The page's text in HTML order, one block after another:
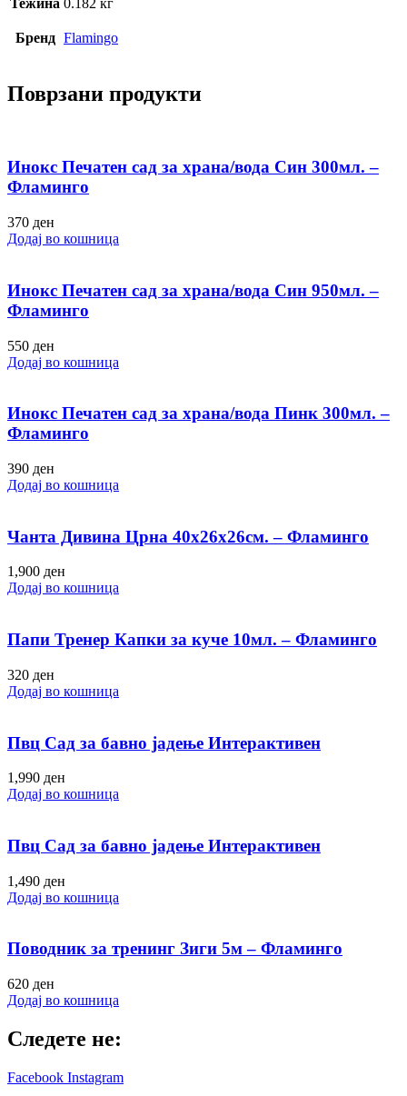
Бренд Flamingo
Поврзани продукти
Инокс Печатен сад за храна/вода Син 300мл. –
Фламинго
370 ден
Додај во кошница
Инокс Печатен сад за храна/вода Син 950мл. –
Фламинго
550 ден
Додај во кошница
Инокс Печатен сад за храна/вода Пинк 300мл. –
Фламинго
390 ден
Додај во кошница
Чанта Дивина Црна 40х26х26см. – Фламинго
1,900 ден
Додај во кошница
Папи Тренер Капки за куче 10мл. – Фламинго
320 ден
Додај во кошница
Пвц Сад за бавно јадење Интерактивен
1,990 ден
Додај во кошница
Пвц Сад за бавно јадење Интерактивен
1,490 ден
Додај во кошница
Поводник за тренинг Зиги 5м – Фламинго
620 ден
Додај во кошница
Следете не:
Facebook Instagram